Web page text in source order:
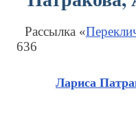
Рассылка «
636
Лариса